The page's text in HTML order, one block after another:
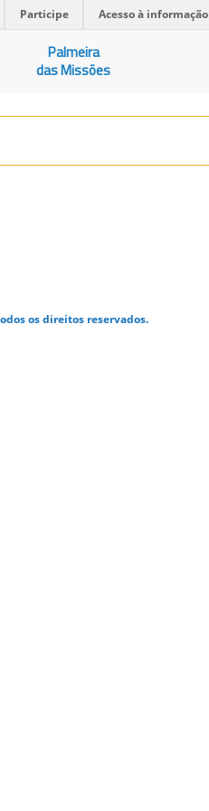
Participe Acesso à informação
Palmeira
das Missões
os direitos reservados.